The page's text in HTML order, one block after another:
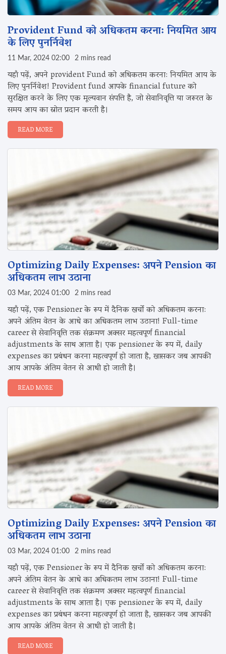
Provident Fund को अधिकतम करना: नियमित आय
के लिए पुनर्निवेश
11 Mar, 2024 02:00 2 mins read
यहाँ पढ़ें, अपने provident Fund को अधिकतम करना: नियमित आय के
लिए पुनर्निवेश! Provident fund आपके financial future को
सुरक्षित करने के लिए एक मूल्यवान संपत्ति है, जो सेवानिवृत्ति या जरूरत के
समय आय का स्रोत प्रदान करती है।
READ MORE
Optimizing Daily Expenses: अपने Pension का
अधिकतम लाभ उठाना
03 Mar, 2024 01:00 2 mins read
यहाँ पढ़ें, एक Pensioner के रूप में दैनिक खर्चों को अधिकतम करना:
अपने अंतिम वेतन के आधे का अधिकतम लाभ उठाना! Full-time
career से सेवानिवृत्ति तक संक्रमण अक्सर महत्वपूर्ण financial
adjustments के साथ आता है। एक pensioner के रूप में, daily
expenses का प्रबंधन करना महत्वपूर्ण हो जाता है, खासकर जब आपकी
आय आपके अंतिम वेतन से आधी हो जाती है।
READ MORE
Optimizing Daily Expenses: अपने Pension का
अधिकतम लाभ उठाना
03 Mar, 2024 01:00 2 mins read
यहाँ पढ़ें, एक Pensioner के रूप में दैनिक खर्चों को अधिकतम करना:
अपने अंतिम वेतन के आधे का अधिकतम लाभ उठाना! Full-time
career से सेवानिवृत्ति तक संक्रमण अक्सर महत्वपूर्ण financial
adjustments के साथ आता है। एक pensioner के रूप में, daily
expenses का प्रबंधन करना महत्वपूर्ण हो जाता है, खासकर जब आपकी
आय आपके अंतिम वेतन से आधी हो जाती है।
READ MORE